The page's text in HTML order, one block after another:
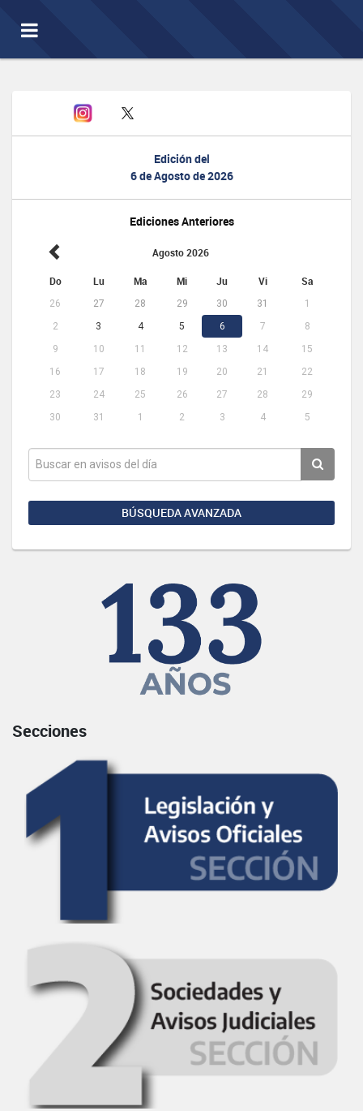
Toggle
navigation
Edición del
6 de Agosto de 2026
Ediciones Anteriores
Agosto 2026
Do Lu Ma Mi Ju Vi Sa
26 27 28 29 30 31
1
2
3 4 5 6 7
8
9
10 11 12 13 14
15
16
17 18 19 20 21
22
23
24 25 26 27 28
29
30
31 1 2 3 4 5
BÚSQUEDA AVANZADA
Secciones